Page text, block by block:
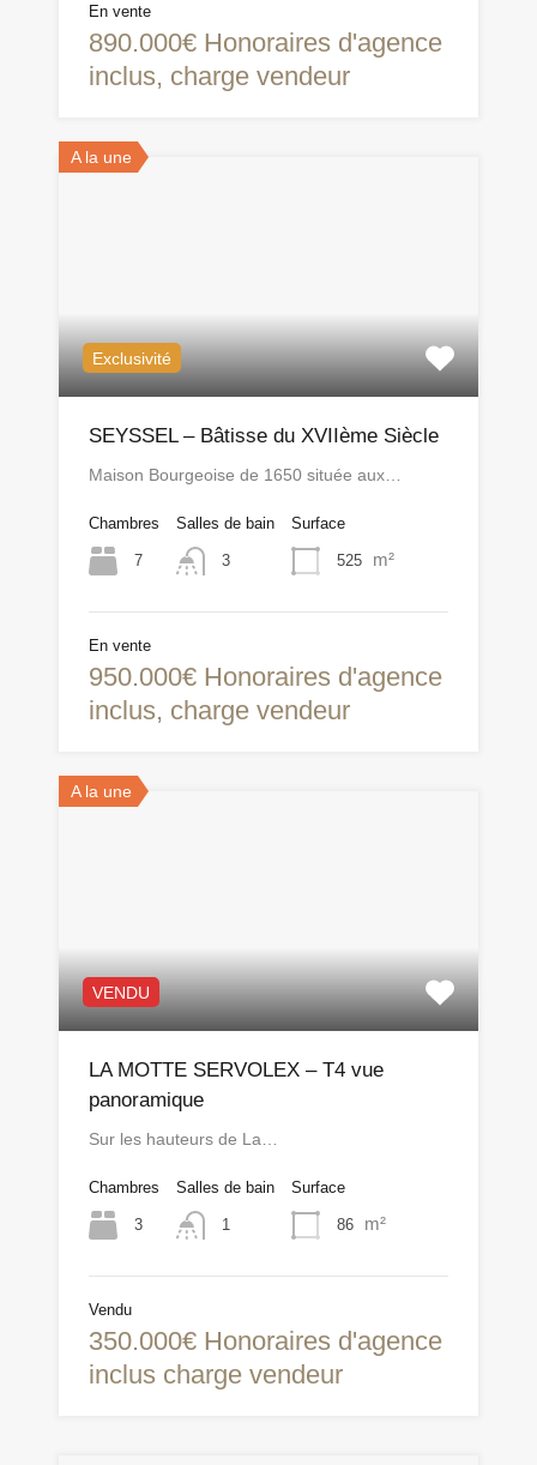
En vente
890.000€ Honoraires d'agence
inclus, charge vendeur
A la une
Exclusivité
SEYSSEL – Bâtisse du XVIIème Siècle
Maison Bourgeoise de 1650 située aux…
Chambres
7
Salles de bain
3
Surface
525 m²
En vente
950.000€ Honoraires d'agence
inclus, charge vendeur
A la une
VENDU
LA MOTTE SERVOLEX – T4 vue
panoramique
Sur les hauteurs de La…
Chambres
3
Salles de bain
1
Surface
86 m²
Vendu
350.000€ Honoraires d'agence
inclus charge vendeur